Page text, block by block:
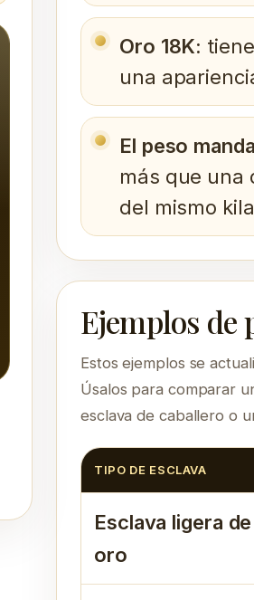
Oro 18K:
una
El peso
más que una
del mismo
Ejemplos de
Estos ejemplos se
Úsalos para comparar
esclava de caballero o
TIPO DE ESCLAVA
Esclava ligera de
oro